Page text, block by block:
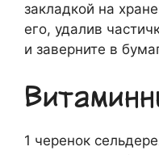
закладкой на
его, удалив
и заверните в
1 черенок